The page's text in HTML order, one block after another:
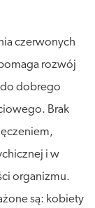
czerwonych
rozwój
do dobrego
Brak
i w
organizmu.
są: kobiety